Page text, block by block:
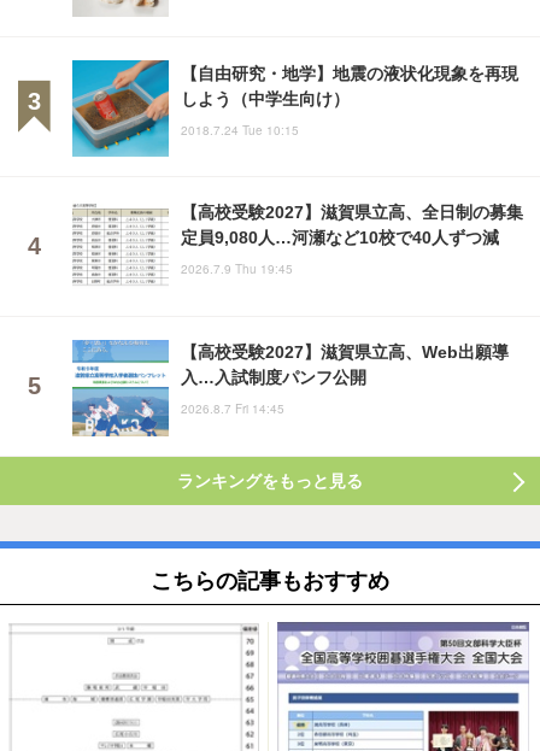
【自由研究・地学】地震の液状化現象を再現
しよう（中学生向け）
2018.7.24 Tue 10:15
【高校受験2027】滋賀県立高、全日制の募集
定員9,080人…河瀬など10校で40人ずつ減
2026.7.9 Thu 19:45
【高校受験2027】滋賀県立高、Web出願導
入…入試制度パンフ公開
2026.8.7 Fri 14:45
ランキングをもっと見る
こちらの記事もおすすめ